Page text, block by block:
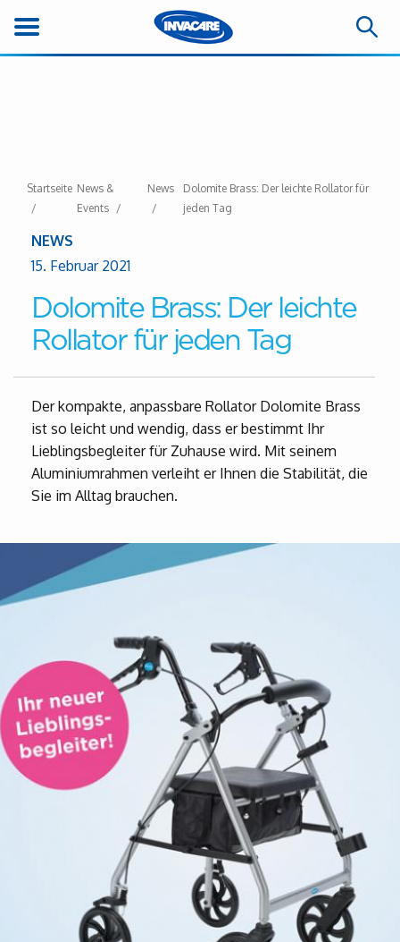
Startseite News &
Events
News
Dolomite Brass: Der leichte Rollator für
jeden Tag
NEWS
15. Februar 2021
Dolomite Brass: Der leichte
Rollator für jeden Tag
Der kompakte, anpassbare Rollator Dolomite Brass
ist so leicht und wendig, dass er bestimmt Ihr
Lieblingsbegleiter für Zuhause wird. Mit seinem
Aluminiumrahmen verleiht er Ihnen die Stabilität, die
Sie im Alltag brauchen.